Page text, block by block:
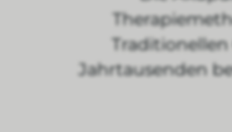
Jahrtausenden